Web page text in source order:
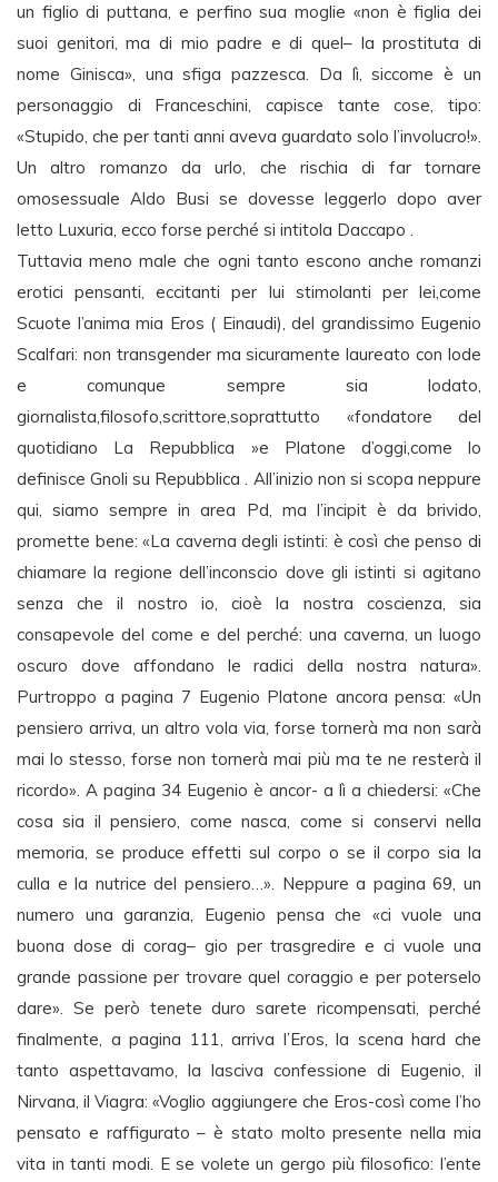
un figlio di puttana, e perfino sua moglie «non è figlia dei
suoi genitori, ma di mio padre e di quel– la prostituta di
nome Ginisca», una sfiga pazzesca. Da lì, siccome è un
personaggio di Franceschini, capisce tante cose, tipo:
«Stupido, che per tanti anni aveva guardato solo l’involucro!».
Un altro romanzo da urlo, che rischia di far tornare
omosessuale Aldo Busi se dovesse leggerlo dopo aver
letto Luxuria, ecco forse perché si intitola Daccapo .
Tuttavia meno male che ogni tanto escono anche romanzi
erotici pensanti, eccitanti per lui stimolanti per lei,come
Scuote l’anima mia Eros ( Einaudi), del grandissimo Eugenio
Scalfari: non transgender ma sicuramente laureato con lode
e comunque sempre sia lodato,
giornalista,filosofo,scrittore,soprattutto «fondatore del
quotidiano La Repubblica »e Platone d’oggi,come lo
definisce Gnoli su Repubblica . All’inizio non si scopa neppure
qui, siamo sempre in area Pd, ma l’incipit è da brivido,
promette bene: «La caverna degli istinti: è così che penso di
chiamare la regione dell’inconscio dove gli istinti si agitano
senza che il nostro io, cioè la nostra coscienza, sia
consapevole del come e del perché: una caverna, un luogo
oscuro dove affondano le radici della nostra natura».
Purtroppo a pagina 7 Eugenio Platone ancora pensa: «Un
pensiero arriva, un altro vola via, forse tornerà ma non sarà
mai lo stesso, forse non tornerà mai più ma te ne resterà il
ricordo». A pagina 34 Eugenio è ancor- a lì a chiedersi: «Che
cosa sia il pensiero, come nasca, come si conservi nella
memoria, se produce effetti sul corpo o se il corpo sia la
culla e la nutrice del pensiero…». Neppure a pagina 69, un
numero una garanzia, Eugenio pensa che «ci vuole una
buona dose di corag– gio per trasgredire e ci vuole una
grande passione per trovare quel coraggio e per poterselo
dare». Se però tenete duro sarete ricompensati, perché
finalmente, a pagina 111, arriva l’Eros, la scena hard che
tanto aspettavamo, la lasciva confessione di Eugenio, il
Nirvana, il Viagra: «Voglio aggiungere che Eros-così come l’ho
pensato e raffigurato – è stato molto presente nella mia
vita in tanti modi. E se volete un gergo più filosofico: l’ente